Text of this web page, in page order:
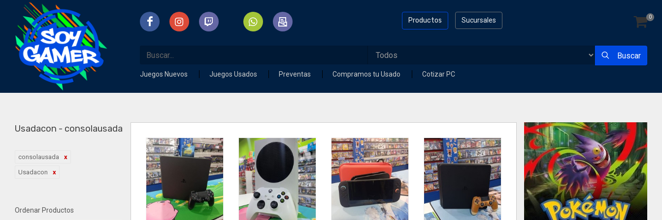
Sucursales
Productos 0
Buscar
Juegos Nuevos Juegos Usados Preventas Compramos tu Usado Cotizar PC
Usadacon - consolausada
consolausada
Usadacon
Ordenar Productos